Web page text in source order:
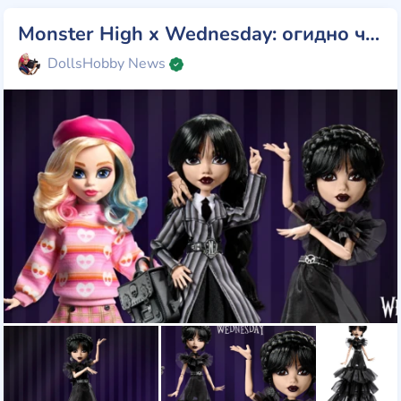
Monster High x Wednesday: огидно чудова данина хіт-серіалу Netflix
DollsHobby News